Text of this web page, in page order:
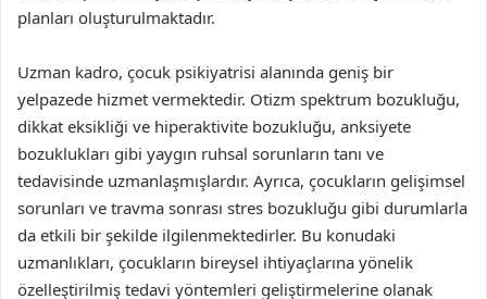
planları oluşturulmaktadır.
Uzman kadro, çocuk psikiyatrisi alanında geniş bir
yelpazede hizmet vermektedir. Otizm spektrum bozukluğu,
dikkat eksikliği ve hiperaktivite bozukluğu, anksiyete
bozuklukları gibi yaygın ruhsal sorunların tanı ve
tedavisinde uzmanlaşmışlardır. Ayrıca, çocukların gelişimsel
sorunları ve travma sonrası stres bozukluğu gibi durumlarla
da etkili bir şekilde ilgilenmektedirler. Bu konudaki
uzmanlıkları, çocukların bireysel ihtiyaçlarına yönelik
özelleştirilmiş tedavi yöntemleri geliştirmelerine olanak